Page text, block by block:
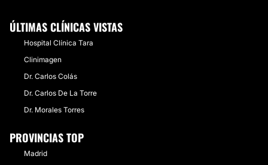
ÚLTIMAS CLÍNICAS VISTAS
Hospital Clínica Tara
Clinimagen
Dr. Carlos Colás
Dr. Carlos De La Torre
Dr. Morales Torres
PROVINCIAS TOP
Madrid